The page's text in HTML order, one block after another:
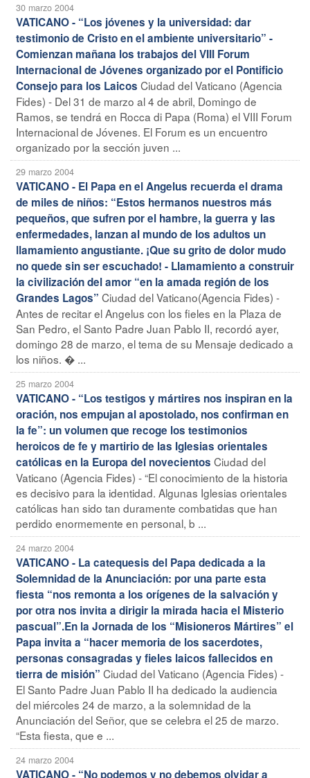
30 marzo 2004
VATICANO - “Los jóvenes y la universidad: dar
testimonio de Cristo en el ambiente universitario” -
Comienzan mañana los trabajos del VIII Forum
Internacional de Jóvenes organizado por el Pontificio
Consejo para los Laicos Ciudad del Vaticano (Agencia
Fides) - Del 31 de marzo al 4 de abril, Domingo de
Ramos, se tendrá en Rocca di Papa (Roma) el VIII Forum
Internacional de Jóvenes. El Forum es un encuentro
organizado por la sección juven ...
29 marzo 2004
VATICANO - El Papa en el Angelus recuerda el drama
de miles de niños: “Estos hermanos nuestros más
pequeños, que sufren por el hambre, la guerra y las
enfermedades, lanzan al mundo de los adultos un
llamamiento angustiante. ¡Que su grito de dolor mudo
no quede sin ser escuchado! - Llamamiento a construir
la civilización del amor “en la amada región de los
Grandes Lagos” Ciudad del Vaticano(Agencia Fides) -
Antes de recitar el Angelus con los fieles en la Plaza de
San Pedro, el Santo Padre Juan Pablo II, recordó ayer,
domingo 28 de marzo, el tema de su Mensaje dedicado a
los niños. � ...
25 marzo 2004
VATICANO - “Los testigos y mártires nos inspiran en la
oración, nos empujan al apostolado, nos confirman en
la fe”: un volumen que recoge los testimonios
heroicos de fe y martirio de las Iglesias orientales
católicas en la Europa del novecientos Ciudad del
Vaticano (Agencia Fides) - “El conocimiento de la historia
es decisivo para la identidad. Algunas Iglesias orientales
católicas han sido tan duramente combatidas que han
perdido enormemente en personal, b ...
24 marzo 2004
VATICANO - La catequesis del Papa dedicada a la
Solemnidad de la Anunciación: por una parte esta
fiesta “nos remonta a los orígenes de la salvación y
por otra nos invita a dirigir la mirada hacia el Misterio
pascual”.En la Jornada de los “Misioneros Mártires” el
Papa invita a “hacer memoria de los sacerdotes,
personas consagradas y fieles laicos fallecidos en
tierra de misión” Ciudad del Vaticano (Agencia Fides) -
El Santo Padre Juan Pablo II ha dedicado la audiencia
del miércoles 24 de marzo, a la solemnidad de la
Anunciación del Señor, que se celebra el 25 de marzo.
“Esta fiesta, que e ...
24 marzo 2004
VATICANO - “No podemos y no debemos olvidar a